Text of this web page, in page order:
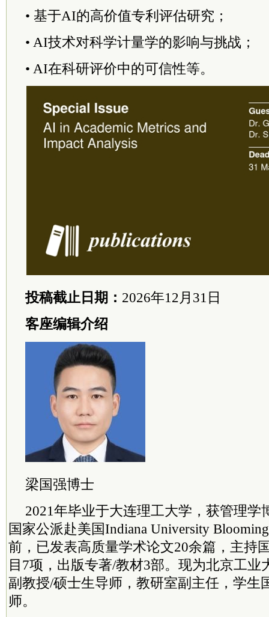
• 基于AI的高价值专利评估研究；
• AI技术对科学计量学的影响与挑战；
• AI在科研评价中的可信性等。
投稿截止日期： 2026年12月31日
客座编辑介绍
梁国强博士
2021年毕业于大连理工大学，获管理学
国家公派赴美国Indiana University
前，已发表高质量学术论文20余篇，主持
目7项，出版专著/教材3部。现为北京工业
副教授/硕士生导师，教研室副主任，学生
师。